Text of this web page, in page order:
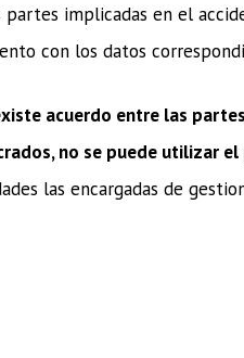
partes implicadas en el
con los datos
acuerdo entre las
no se puede utilizar
las encargadas de